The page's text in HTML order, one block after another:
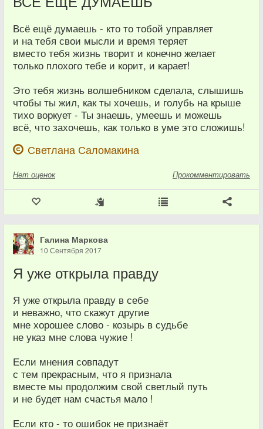
Всё ещё думаешь - кто то тобой управляет
и на тебя свои мысли и время теряет
вместо тебя жизнь творит и конечно желает
только плохого тебе и корит, и карает!
Это тебя жизнь волшебником сделала, слышишь
чтобы ты жил, как ты хочешь, и голубь на крыше
тихо воркует - Ты знаешь, умеешь и можешь
всё, что захочешь, как только в уме это сложишь!
Светлана Саломакина
Нет оценок Прокомментировать
Галина Маркова
10 Сентября 2017
Я уже открыла правду
Я уже открыла правду в себе
и неважно, что скажут другие
мне хорошее слово - козырь в судьбе
не указ мне слова чужие !
Если мнения совпадут
с тем прекрасным, что я признала
вместе мы продолжим свой светлый путь
и не будет нам счастья мало !
Если кто - то ошибок не признаёт